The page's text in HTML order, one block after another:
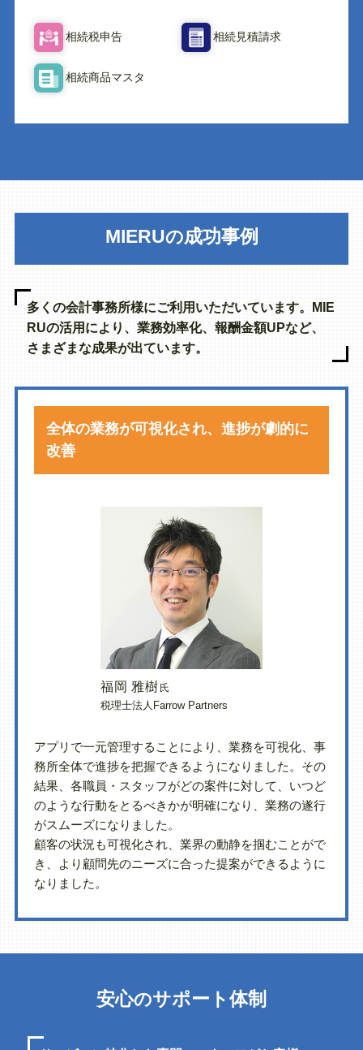
相続税申告 相続見積請求
相続商品マスタ
MIERUの成功事例
多くの会計事務所様にご利用いただいています。MIE
RUの活用により、業務効率化、報酬金額UPなど、
さまざまな成果が出ています。
全体の業務が可視化され、進捗が劇的に
改善
アプリで一元管理することにより、業務を可視化、事
務所全体で進捗を把握できるようになりました。その
結果、各職員・スタッフがどの案件に対して、いつど
のような行動をとるべきかが明確になり、業務の遂行
がスムーズになりました。
顧客の状況も可視化され、業界の動静を掴むことがで
き、より顧問先のニーズに合った提案ができるように
なりました。
福岡 雅樹 氏
税理士法人Farrow Partners
安心のサポート体制